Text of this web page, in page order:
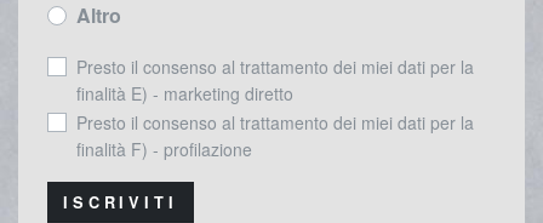
Altro
Presto il consenso al trattamento dei miei dati per la
finalità E) - marketing diretto
Presto il consenso al trattamento dei miei dati per la
finalità F) - profilazione
ISCRIVITI